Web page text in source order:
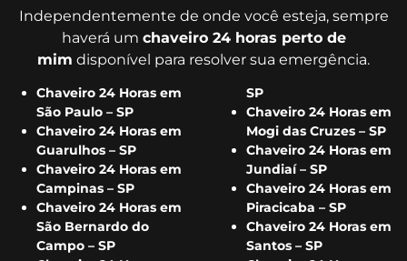
Independentemente de onde você esteja, sempre
haverá um chaveiro 24 horas perto de
mim disponível para resolver sua emergência.
Chaveiro 24 Horas em
São Paulo – SP
Chaveiro 24 Horas em
Guarulhos – SP
Chaveiro 24 Horas em
Campinas – SP
Chaveiro 24 Horas em
São Bernardo do
Campo – SP
SP
Chaveiro 24 Horas em
Mogi das Cruzes – SP
Chaveiro 24 Horas em
Jundiaí – SP
Chaveiro 24 Horas em
Piracicaba – SP
Chaveiro 24 Horas em
Santos – SP